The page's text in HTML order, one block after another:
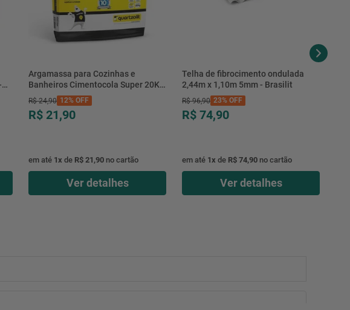
Argamassa para Cozinhas e
Banheiros Cimentocola Super 20KG
- 0118.00001.0020PL - Quartzolit
R$ 24,90 12% OFF
R$ 21,90
em até 1x de R$ 21,90 no cartão
Ver detalhes
Telha de fibrocimento ondulada
2,44m x 1,10m 5mm - Brasilit
R$ 96,90 23% OFF
R$ 74,90
em até 1x de R$ 74,90 no cartão
Ver detalhes